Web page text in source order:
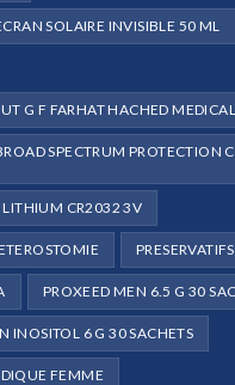
SOLAIRE INVISIBLE 50 ML
G F FARHAT HACHED
SPECTRUM PROTECTION
CR2032 3V
PROXEED MEN 6.5 G 30
INOSITOL 6 G 30 SACHETS
FEMME